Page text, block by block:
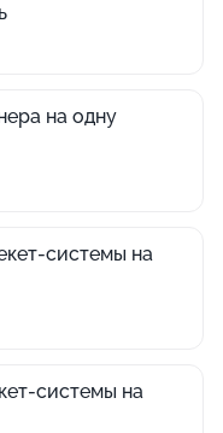
на одну
системы на
системы на